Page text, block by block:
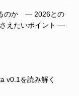
のか ― 2026との
えたいポイント ―
v0.1を読み解く